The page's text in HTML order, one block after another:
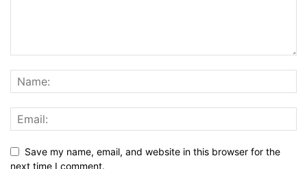
Save my name, email, and website in this browser for the
next time I comment.